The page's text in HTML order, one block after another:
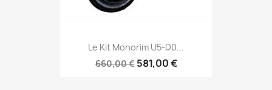
Le Kit Monorim U5-D0...
660,00 € 581,00 €